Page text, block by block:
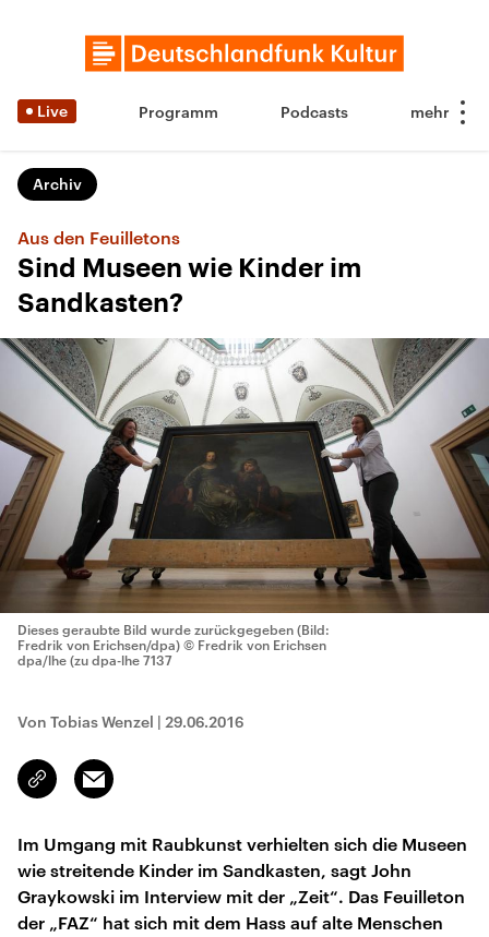
Live Programm Podcasts
Archiv
Aus den Feuilletons
Sind Museen wie Kinder im
Sandkasten?
Dieses geraubte Bild wurde zurückgegeben (Bild:
Fredrik von Erichsen/dpa) © Fredrik von Erichsen
dpa/lhe (zu dpa-lhe 7137
Von Tobias Wenzel | 29.06.2016
Link
kopieren/teilen
Email
Im Umgang mit Raubkunst verhielten sich die Museen
wie streitende Kinder im Sandkasten, sagt John
Graykowski im Interview mit der „Zeit“. Das Feuilleton
der „FAZ“ hat sich mit dem Hass auf alte Menschen